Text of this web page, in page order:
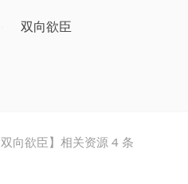
双向欲臣】相关资源 4 条